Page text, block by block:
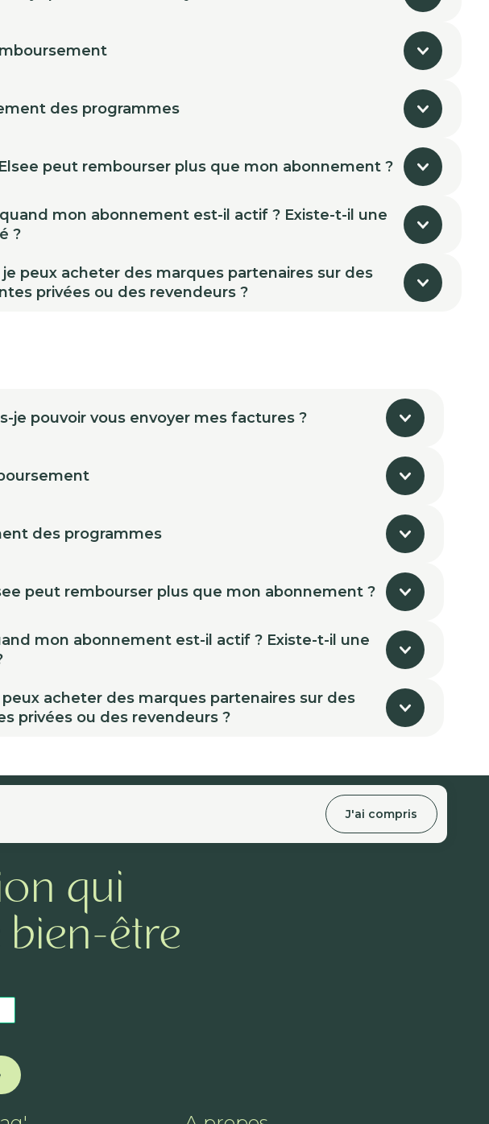
des programmes
peut rembourser plus que mon abonnement ?
mon abonnement est-il actif ? Existe-t-il une
?
peux acheter des marques partenaires sur des
privées ou des revendeurs ?
je pouvoir vous envoyer mes factures ?
des programmes
peut rembourser plus que mon abonnement ?
mon abonnement est-il actif ? Existe-t-il une
acheter des marques partenaires sur des
privées ou des revendeurs ?
J'ai compris
qui
être